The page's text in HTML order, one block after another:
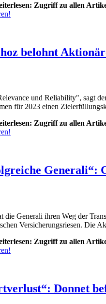
Zugriff zu allen
belohnt
und Reliability", sagt
für 2023 einen
Zugriff zu allen
die Generali ihren Weg der
Versicherungsriesen. Die
Zugriff zu allen
Donnet